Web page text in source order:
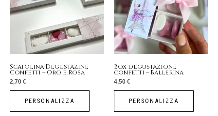
Scatolina Degustazine
Confetti – Oro e Rosa
2,70 €
PERSONALIZZA
Box degustazione
confetti – Ballerina
4,50 €
PERSONALIZZA